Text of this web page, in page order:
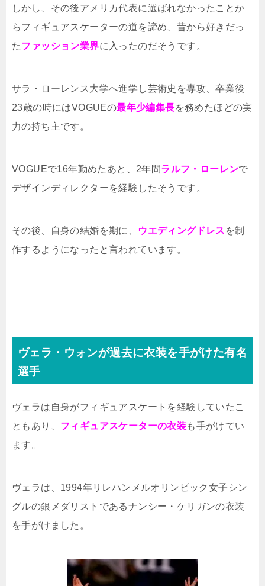
しかし、その後アメリカ代表に選ばれなかったことか
らフィギュアスケーターの道を諦め、昔から好きだっ
たファッション業界に入ったのだそうです。
サラ・ローレンス大学へ進学し芸術史を専攻、卒業後
23歳の時にはVOGUEの最年少編集長を務めたほどの実
力の持ち主です。
VOGUEで16年勤めたあと、2年間ラルフ・ローレンで
デザインディレクターを経験したそうです。
その後、自身の結婚を期に、 ウエディングドレス を制
作するようになったと言われています。
ヴェラ・ウォンが過去に衣装を手がけた有名
選手
ヴェラは自身がフィギュアスケートを経験していたこ
ともあり、 フィギュアスケーターの衣装も手がけてい
ます。
ヴェラは、1994年リレハンメルオリンピック女子シン
グルの銀メダリストであるナンシー・ケリガンの衣装
を手がけました。